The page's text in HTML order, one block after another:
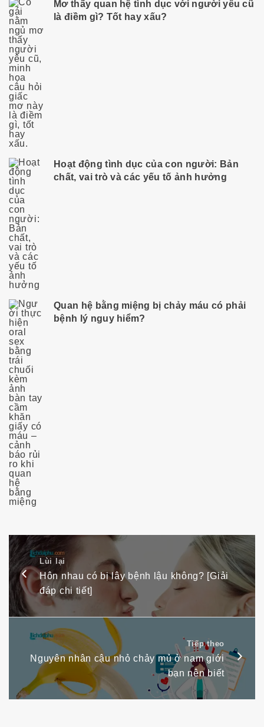
Mơ thấy quan hệ tình dục với người yêu cũ
là điềm gì? Tốt hay xấu?
Hoạt động tình dục của con người: Bản
chất, vai trò và các yếu tố ảnh hưởng
Quan hệ bằng miệng bị chảy máu có phải
bệnh lý nguy hiểm?
Lùi lại
Hôn nhau có bị lây bệnh lậu không? [Giải
đáp chi tiết]
Tiếp theo
Nguyên nhân cậu nhỏ chảy mủ ở nam giới
bạn nên biết